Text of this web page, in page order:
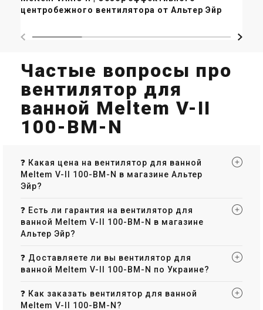
центробежного вентилятора от Альтер Эйр
Частые вопросы про
вентилятор для
ванной Meltem V-II
100-BM-N
❓ Какая цена на вентилятор для ванной
Meltem V-II 100-BM-N в магазине Альтер
Эйр?
❓ Есть ли гарантия на вентилятор для
ванной Meltem V-II 100-BM-N в магазине
Альтер Эйр?
❓ Доставляете ли вы вентилятор для
ванной Meltem V-II 100-BM-N по Украине?
❓ Как заказать вентилятор для ванной
Meltem V-II 100-BM-N?